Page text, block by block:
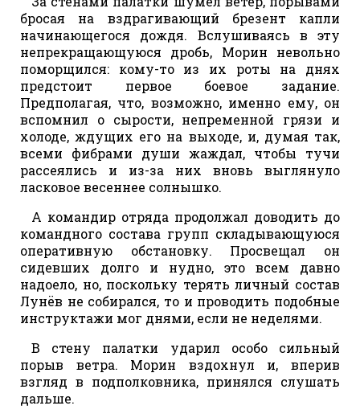
бросая на вздрагивающий брезент капли
начинающегося дождя. Вслушиваясь в эту
непрекращающуюся дробь, Морин невольно
поморщился: кому-то из их роты на днях
предстоит первое боевое задание.
Предполагая, что, возможно, именно ему, он
вспомнил о сырости, непременной грязи и
холоде, ждущих его на выходе, и, думая так,
всеми фибрами души жаждал, чтобы тучи
рассеялись и из-за них вновь выглянуло
ласковое весеннее солнышко.
А командир отряда продолжал доводить до
командного состава групп складывающуюся
оперативную обстановку. Просвещал он
сидевших долго и нудно, это всем давно
надоело, но, поскольку терять личный состав
Лунёв не собирался, то и проводить подобные
инструктажи мог днями, если не неделями.
В стену палатки ударил особо сильный
порыв ветра. Морин вздохнул и, вперив
взгляд в подполковника, принялся слушать
дальше.